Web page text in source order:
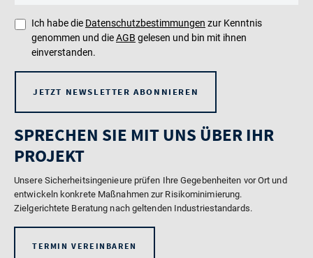
Ich habe die Datenschutzbestimmungen zur Kenntnis
genommen und dieAGB gelesen und bin mit ihnen
einverstanden.
JETZT NEWSLETTER ABONNIEREN
SPRECHEN SIE MIT UNS ÜBER IHR
PROJEKT
Unsere Sicherheitsingenieure prüfen Ihre Gegebenheiten vor Ort und
entwickeln konkrete Maßnahmen zur Risikominimierung.
Zielgerichtete Beratung nach geltenden Industriestandards.
TERMIN VEREINBAREN